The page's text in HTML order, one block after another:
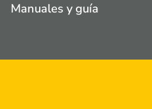
Manuales y guía